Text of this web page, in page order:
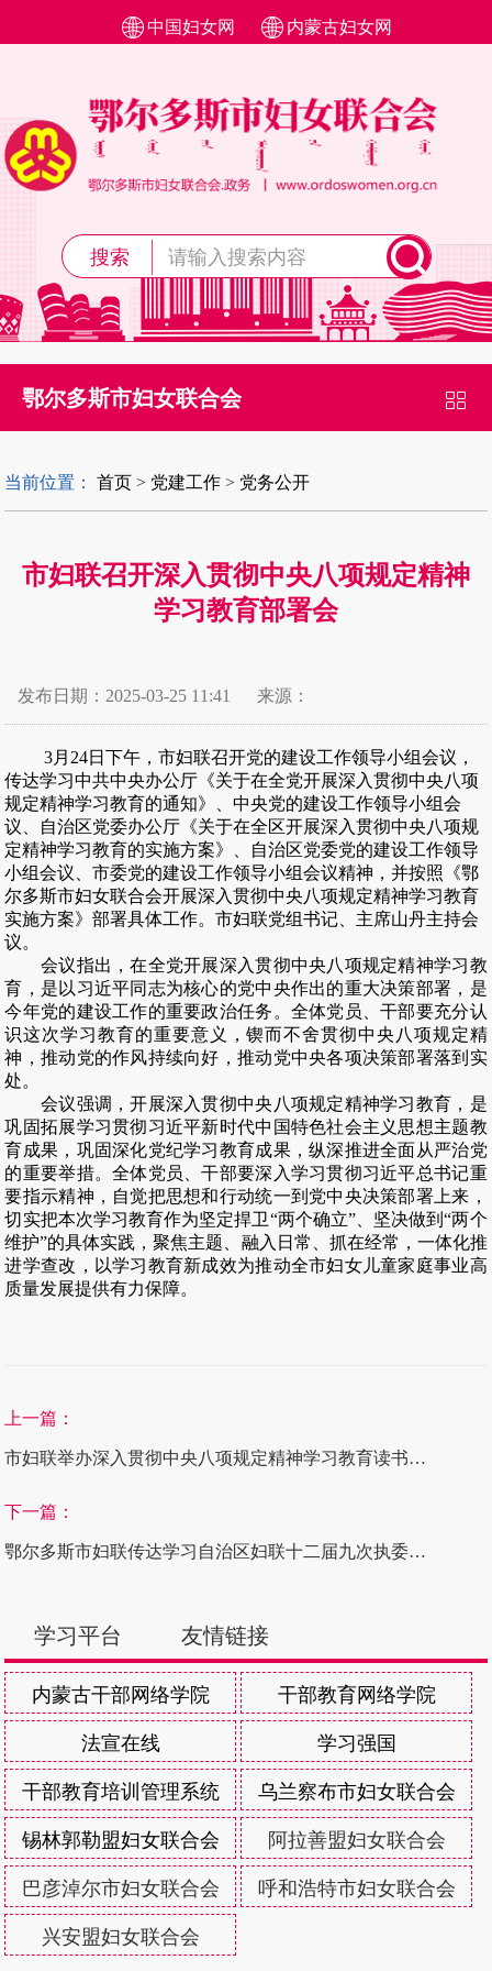
中国妇女网 内蒙古妇女网
搜索
鄂尔多斯市妇女联合会
当前位置： 首页 > 党建工作 > 党务公开
市妇联召开深入贯彻中央八项规定精神
学习教育部署会
发布日期：2025-03-25 11:41 来源：
3月24日下午，市妇联召开党的建设工作领导小组会议，
传达学习中共中央办公厅《关于在全党开展深入贯彻中央八项
规定精神学习教育的通知》、中央党的建设工作领导小组会
议、自治区党委办公厅《关于在全区开展深入贯彻中央八项规
定精神学习教育的实施方案》、自治区党委党的建设工作领导
小组会议、市委党的建设工作领导小组会议精神，并按照《鄂
尔多斯市妇女联合会开展深入贯彻中央八项规定精神学习教育
实施方案》部署具体工作。市妇联党组书记、主席山丹主持会
议。
会议指出，在全党开展深入贯彻中央八项规定精神学习教
育，是以习近平同志为核心的党中央作出的重大决策部署，是
今年党的建设工作的重要政治任务。全体党员、干部要充分认
识这次学习教育的重要意义，锲而不舍贯彻中央八项规定精
神，推动党的作风持续向好，推动党中央各项决策部署落到实
处。
会议强调，开展深入贯彻中央八项规定精神学习教育，是
巩固拓展学习贯彻习近平新时代中国特色社会主义思想主题教
育成果，巩固深化党纪学习教育成果，纵深推进全面从严治党
的重要举措。全体党员、干部要深入学习贯彻习近平总书记重
要指示精神，自觉把思想和行动统一到党中央决策部署上来，
切实把本次学习教育作为坚定捍卫“两个确立”、坚决做到“两个
维护”的具体实践，聚焦主题、融入日常、抓在经常，一体化推
进学查改，以学习教育新成效为推动全市妇女儿童家庭事业高
质量发展提供有力保障。
上一篇：
市妇联举办深入贯彻中央八项规定精神学习教育读书班暨党组理论学习中心组（扩大）集体学习会
下一篇：
鄂尔多斯市妇联传达学习自治区妇联十二届九次执委会议精神
学习平台 友情链接
内蒙古干部网络学院 干部教育网络学院
法宣在线 学习强国
干部教育培训管理系统 乌兰察布市妇女联合会
锡林郭勒盟妇女联合会 阿拉善盟妇女联合会
巴彦淖尔市妇女联合会 呼和浩特市妇女联合会
兴安盟妇女联合会